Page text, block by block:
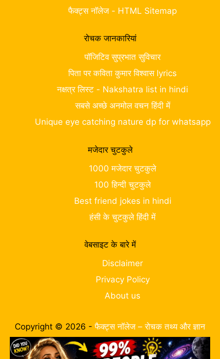
फैक्ट्स नॉलेज - HTML Sitemap
रोचक जानकारियां
पॉजिटिव सुप्रभात सुविचार
पिता पर कविता कुमार विश्वास lyrics
नक्षत्र लिस्ट - Nakshatra list in hindi
सबसे अच्छे अनमोल वचन हिंदी में
Unique eye catching nature dp for whatsapp
मजेदार चुटकुले
1000 मजेदार चुटकुले
100 हिन्दी चुटकुले
Best friend jokes in hindi
हंसी के चुटकुले हिंदी में
वेबसाइट के बारे में
Disclaimer
Privacy Policy
About us
Copyright © 2026 -फैक्ट्स नॉलेज – रोचक तथ्य और ज्ञान